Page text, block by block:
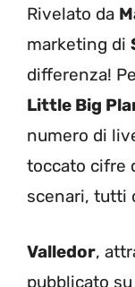
Rivelato da
marketing di
differenza!
Little Big
numero di
toccato cifre
scenari, tutti
Valledor,
pubblicato su